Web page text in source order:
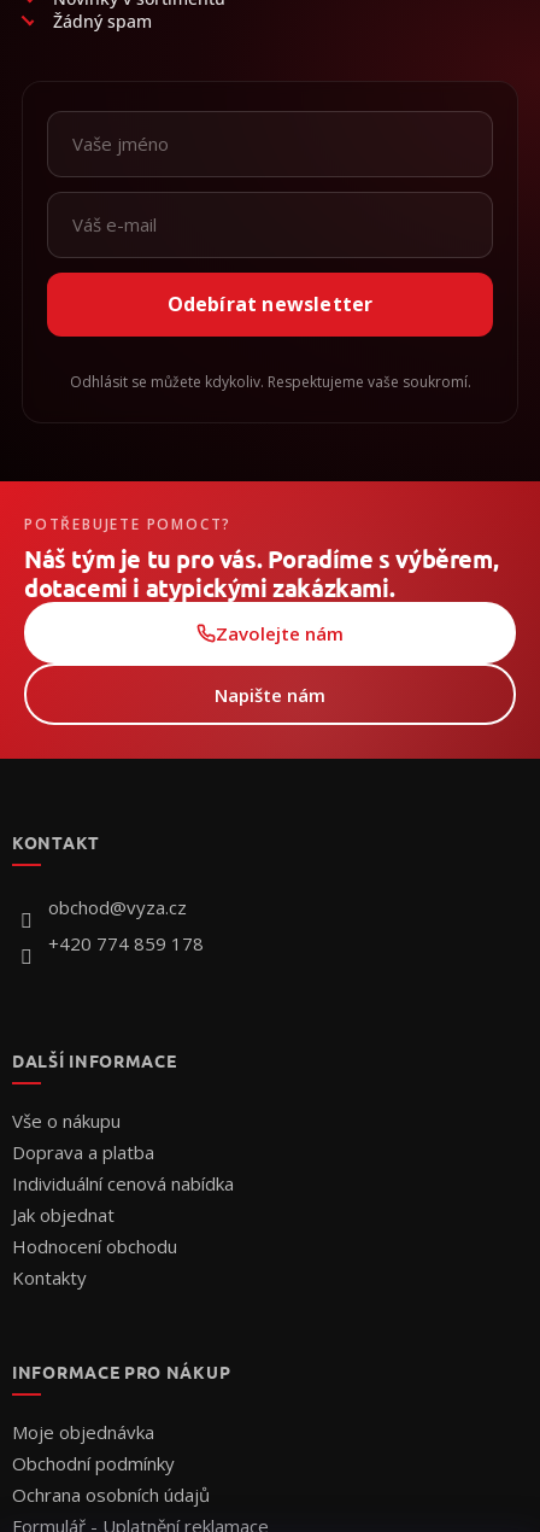
Žádný spam
Odebírat newsletter
Odhlásit se můžete kdykoliv. Respektujeme vaše soukromí.
POTŘEBUJETE POMOCT?
Náš tým je tu pro vás. Poradíme s výběrem,
dotacemi i atypickými zakázkami.
Zavolejte nám
Napište nám
KONTAKT
obchod@vyza.cz
+420 774 859 178
DALŠÍ INFORMACE
Vše o nákupu
Doprava a platba
Individuální cenová nabídka
Jak objednat
Hodnocení obchodu
Kontakty
INFORMACE PRO NÁKUP
Moje objednávka
Obchodní podmínky
Ochrana osobních údajů
Formulář - Uplatnění reklamace